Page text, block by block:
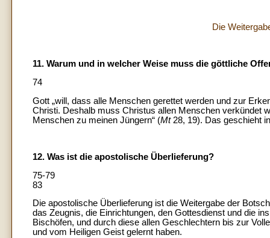
Die
11. Warum und in welcher Weise muss die göttliche
74
Gott „will, dass alle Menschen gerettet werden und zur
Christi. Deshalb muss Christus allen Menschen verkündet
Menschen zu meinen Jüngern“ (Mt28, 19). Das geschieht
12. Was ist die apostolische Überlieferung?
75-79
83
Die apostolische Überlieferung ist die Weitergabe der
das Zeugnis, die Einrichtungen, den Gottesdienst und die
Bischöfen, und durch diese allen Geschlechtern bis zur
und vom Heiligen Geist gelernt haben.